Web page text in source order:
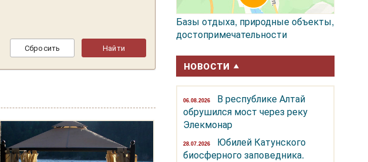
Базы отдыха, природные объекты,
достопримечательности
НОВОСТИ
06.08.2026
В республике Алтай
обрушился мост через реку
Элекмонар
28.07.2026
Юбилей Катунского
биосферного заповедника.